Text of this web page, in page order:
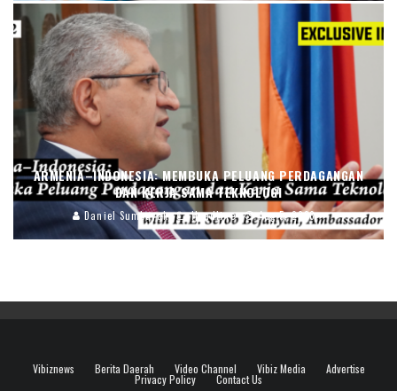
ARMENIA–INDONESIA: MEMBUKA PELUANG PERDAGANGAN
DAN KERJA SAMA TEKNOLOGI
Daniel Sumbayak Headline Aug 5, 2026
Vibiznews Berita Daerah Video Channel Vibiz Media Advertise
Privacy Policy Contact Us